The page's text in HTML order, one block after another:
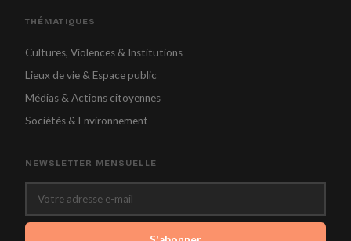
THÉMATIQUES
Cultures, Violences & Institutions
Lieux de vie & Espace public
Médias & Actions citoyennes
Sociétés & Environnement
NEWSLETTER MENSUELLE